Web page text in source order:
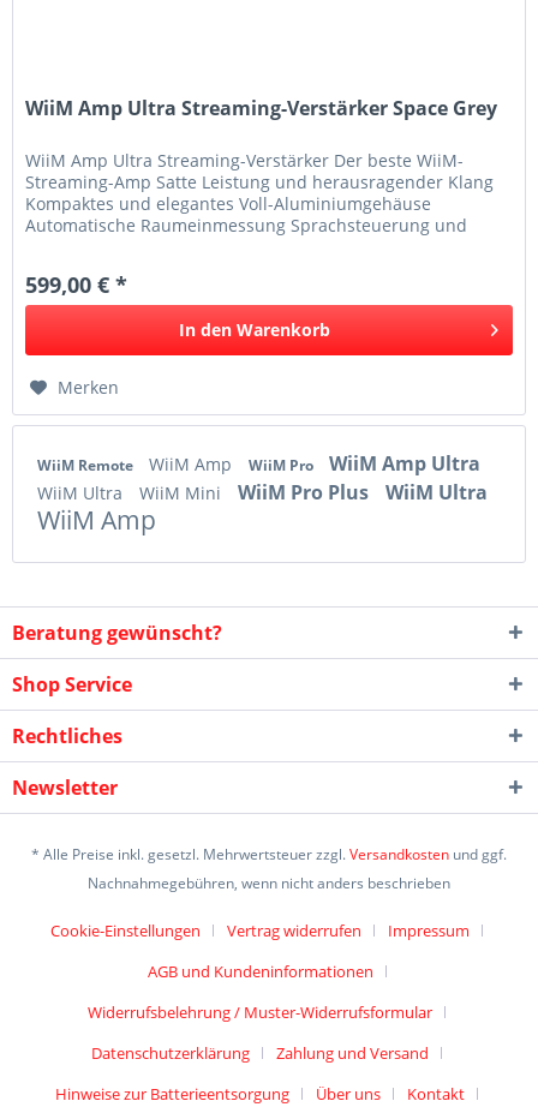
WiiM Amp Ultra Streaming-Verstärker Space Grey
WiiM Amp Ultra Streaming-Verstärker Der beste WiiM-
Streaming-Amp Satte Leistung und herausragender Klang
Kompaktes und elegantes Voll-Aluminiumgehäuse
Automatische Raumeinmessung Sprachsteuerung und
599,00 € *
In den Warenkorb
Merken
WiiM Remote WiiM Amp WiiM Pro WiiM Amp Ultra
WiiM Ultra WiiM Mini WiiM Pro Plus WiiM Ultra
WiiM Amp
Beratung gewünscht?
Shop Service
Rechtliches
Newsletter
* Alle Preise inkl. gesetzl. Mehrwertsteuer zzgl.Versandkosten und ggf.
Nachnahmegebühren, wenn nicht anders beschrieben
Cookie-Einstellungen Vertrag widerrufen
Impressum
AGB und Kundeninformationen
Widerrufsbelehrung / Muster-Widerrufsformular
Datenschutzerklärung
Zahlung und Versand
Hinweise zur Batterieentsorgung
Über uns Kontakt